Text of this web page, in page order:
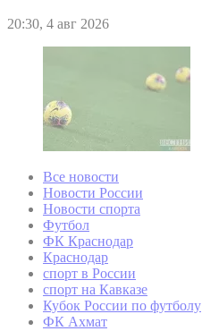
20:30, 4 авг 2026
Все новости
Новости России
Новости спорта
Футбол
ФК Краснодар
Краснодар
спорт в России
спорт на Кавказе
Кубок России по футболу
ФК Ахмат